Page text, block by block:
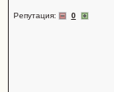
Репутация: 0